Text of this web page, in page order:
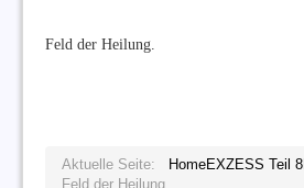
Feld der Heilung.
Aktuelle Seite: HomeEXZESS Teil 8
Feld der Heilung